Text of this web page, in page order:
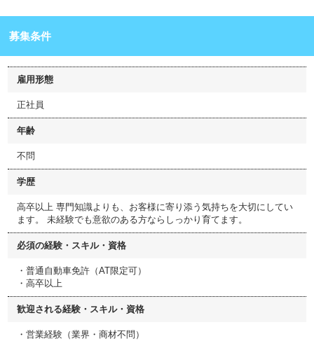
募集条件
雇用形態
正社員
年齢
不問
学歴
高卒以上 専門知識よりも、お客様に寄り添う気持ちを大切にしてい
ます。 未経験でも意欲のある方ならしっかり育てます。
必須の経験・スキル・資格
・普通自動車免許（AT限定可）
・高卒以上
歓迎される経験・スキル・資格
・営業経験（業界・商材不問）